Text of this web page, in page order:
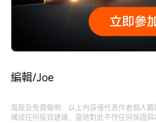
編輯/Joe
風險及免責聲明：以上內容僅代表作者個人
構成任何投資建議，富途對此不作任何保證與